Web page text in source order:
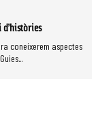
d’històries
coneixerem aspectes